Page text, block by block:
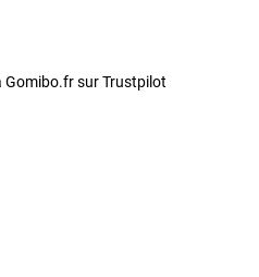
Gomibo.fr sur Trustpilot